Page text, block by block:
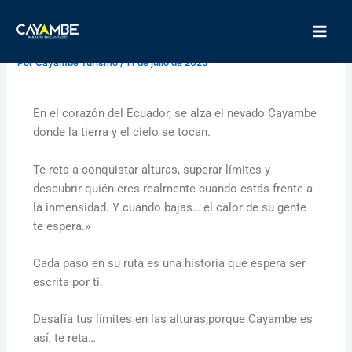
RUTA NEVADO
PorCayambe Turismo/11 de julio de 2025
En el corazón del Ecuador, se alza el nevado Cayambe
donde la tierra y el cielo se tocan.
Te reta a conquistar alturas, superar límites y
descubrir quién eres realmente cuando estás frente a
la inmensidad. Y cuando bajas… el calor de su gente
te espera.»
Cada paso en su ruta es una historia que espera ser
escrita por ti.
Desafía tus límites en las alturas,porque Cayambe es
así, te reta…